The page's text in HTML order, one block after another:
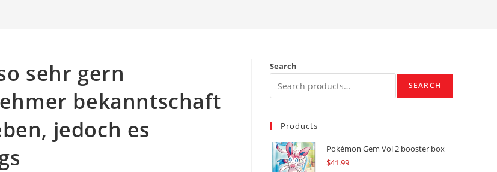
sehr gern
bekanntschaft
jedoch es
Search
SEARCH
Products
Pokémon Gem Vol 2 booster box
$41.99